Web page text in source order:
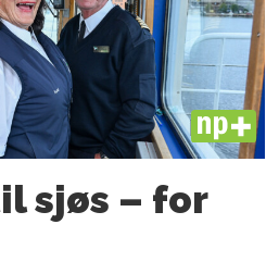
PLUS
sjøs – for